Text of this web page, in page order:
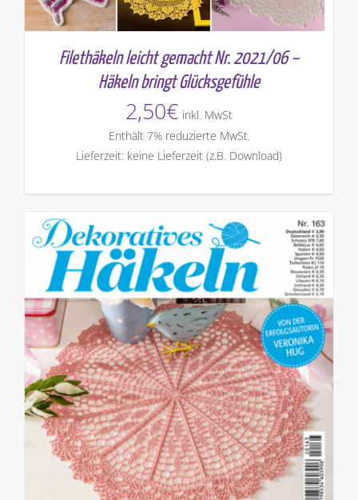
Filethäkeln leicht gemacht Nr. 2021/06 –
Häkeln bringt Glücksgefühle
2,50€ inkl. MwSt
Enthält 7% reduzierte MwSt.
Lieferzeit: keine Lieferzeit (z.B. Download)